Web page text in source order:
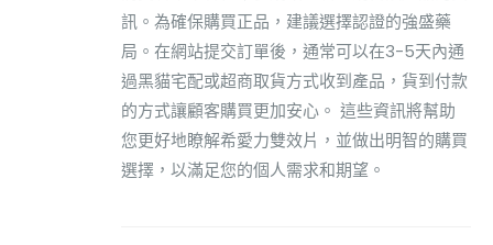
訊。為確保購買正品，建議選擇認證的強盛藥
局。在網站提交訂單後，通常可以在3-5天內通
過黑貓宅配或超商取貨方式收到產品，貨到付款
的方式讓顧客購買更加安心。 這些資訊將幫助
您更好地瞭解希愛力雙效片，並做出明智的購買
選擇，以滿足您的個人需求和期望。